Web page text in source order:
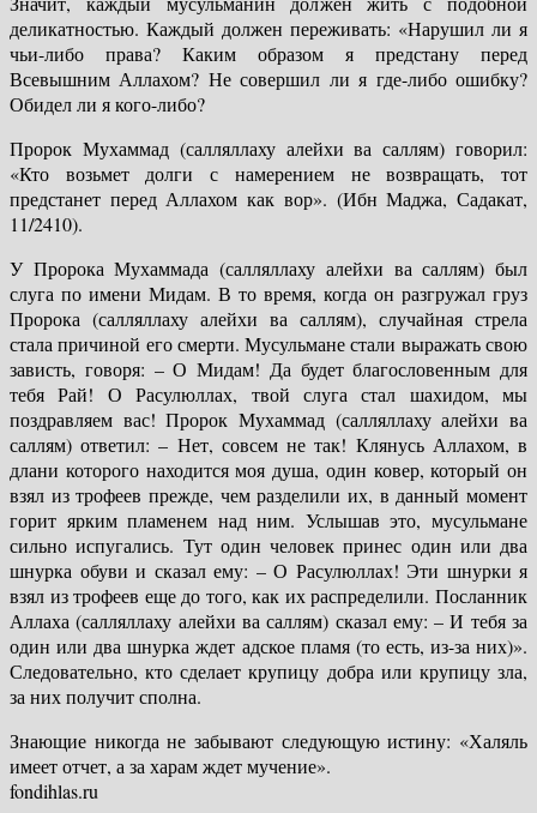
деликатностью. Каждый должен переживать: «Нарушил ли я
чьи-либо права? Каким образом я предстану перед
Всевышним Аллахом? Не совершил ли я где-либо ошибку?
Обидел ли я кого-либо?
Пророк Мухаммад (салляллаху алейхи ва саллям) говорил:
«Кто возьмет долги с намерением не возвращать, тот
предстанет перед Аллахом как вор». (Ибн Маджа, Садакат,
11/2410).
У Пророка Мухаммада (салляллаху алейхи ва саллям) был
слуга по имени Мидам. В то время, когда он разгружал груз
Пророка (салляллаху алейхи ва саллям), случайная стрела
стала причиной его смерти. Мусульмане стали выражать свою
зависть, говоря: – О Мидам! Да будет благословенным для
тебя Рай! О Расулюллах, твой слуга стал шахидом, мы
поздравляем вас! Пророк Мухаммад (салляллаху алейхи ва
саллям) ответил: – Нет, совсем не так! Клянусь Аллахом, в
длани которого находится моя душа, один ковер, который он
взял из трофеев прежде, чем разделили их, в данный момент
горит ярким пламенем над ним. Услышав это, мусульмане
сильно испугались. Тут один человек принес один или два
шнурка обуви и сказал ему: – О Расулюллах! Эти шнурки я
взял из трофеев еще до того, как их распределили. Посланник
Аллаха (салляллаху алейхи ва саллям) сказал ему: – И тебя за
один или два шнурка ждет адское пламя (то есть, из-за них)».
Следовательно, кто сделает крупицу добра или крупицу зла,
за них получит сполна.
Знающие никогда не забывают следующую истину: «Халяль
имеет отчет, а за харам ждет мучение».
fondihlas.ru